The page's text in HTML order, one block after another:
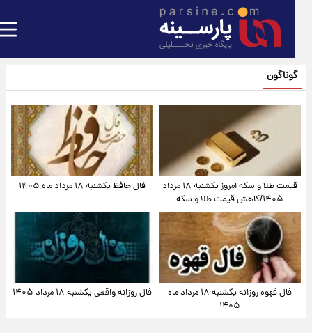
گوناگون
قیمت طلا و سکه امروز یکشنبه ۱۸ مرداد
۱۴۰۵/کاهش قیمت طلا و سکه
فال حافظ یکشنبه ۱۸ مرداد ماه ۱۴۰۵
فال قهوه روزانه یکشنبه ۱۸ مرداد ماه
۱۴۰۵
فال روزانه واقعی یکشنبه ۱۸ مرداد ۱۴۰۵